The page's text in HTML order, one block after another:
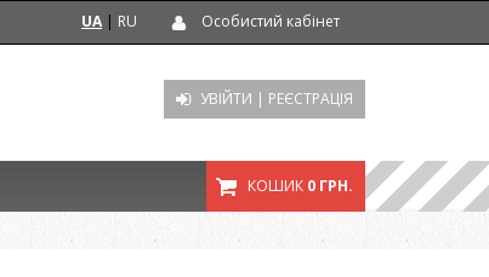
UA | RU Особистий кабінет
УВІЙТИ | РЕЄСТРАЦІЯ
КОШИК 0 ГРН.